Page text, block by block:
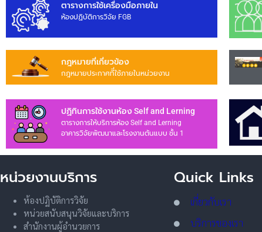
ตารางการใช้เครื่องมือภายใน
ห้องปฏิบัติการวิจัย FGB
กฎหมายที่เกี่ยวข้อง
กฎหมายประกาศทีี่ใช้ภายในหน่วยงาน
ปฏิทินการใช้งานห้อง Self and Lerning
ตารางการให้บริการห้อง Self and Lerning
อาคารวิจัยพัฒนาและโรงงานต้นแบบ ชั้น 1
หน่วยงานบริการ
ห้องปฏิบัติการวิจัย
หน่วยสนับสนุนวิจัยและบริการ
สำนักงานผู้อำนวยการ
Quick Links
เกี่ยวกับเรา
บริการของเรา